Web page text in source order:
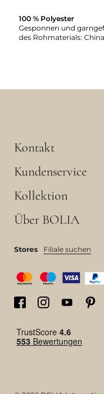
100 % Polyester
Gesponnen und
des Rohmaterials:
Kontakt
Kundenservice
Kollektion
Über BOLIA
Stores Filiale suchen